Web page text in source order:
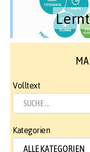
Volltext
Kategorien